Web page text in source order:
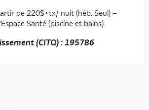
de 220$+tx/ nuit (héb. Seul) –
Santé (piscine et bains)
(CITQ) : 195786